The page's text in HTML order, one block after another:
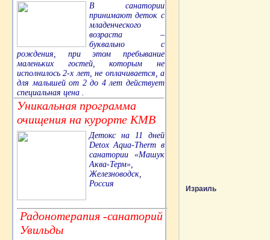
В санатории
принимают деток с
младенческого
возраста –
буквально с
рождения, при этом пребывание
маленьких гостей, которым не
исполнилось 2-х лет, не оплачивается, а
для малышей от 2 до 4 лет действует
специальная цена .
Уникальная программа
очищения на курорте КМВ
Детокс на 11 дней
Detox Aqua-Therm в
санатории «Машук
Аква-Терм»,
Железноводск,
Россия
Радонотерапия -санаторий
Увильды
Израиль